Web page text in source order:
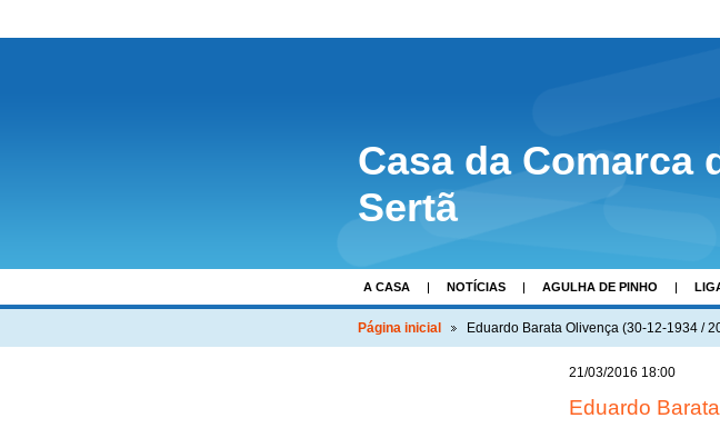
Casa da Comarca
Sertã
A CASA NOTÍCIAS AGULHA DE PINHO
Página inicial Eduardo Barata Olivença (30-12-1934 /
21/03/2016 18:00
Eduardo